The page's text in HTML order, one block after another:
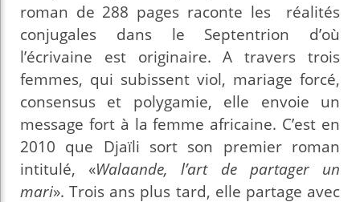
roman de 288 pages raconte les réalités
conjugales dans le Septentrion d’où
l’écrivaine est originaire. A travers trois
femmes, qui subissent viol, mariage forcé,
consensus et polygamie, elle envoie un
message fort à la femme africaine. C’est en
2010 que Djaïli sort son premier roman
intitulé, «Walaande, l’art de partager un
mari». Trois ans plus tard, elle partage avec